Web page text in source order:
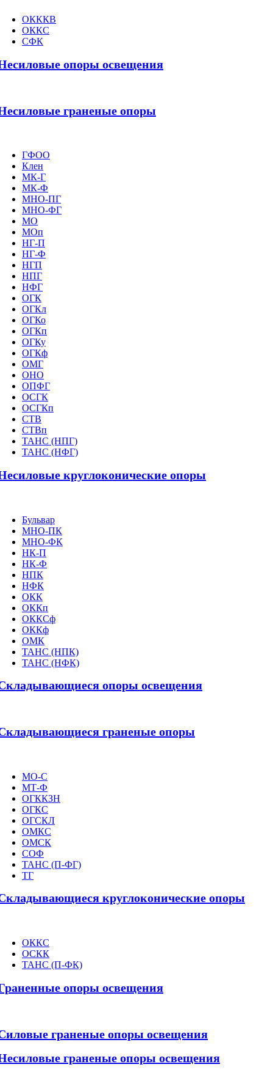
ОКККВ
ОККС
СФК
опоры освещения
граненые опоры
ГФОО
Клен
МК-Г
МК-Ф
МНО-ПГ
МНО-ФГ
МО
МОп
НГ-П
НГ-Ф
НГП
НПГ
НФГ
ОГК
ОГКл
ОГКо
ОГКп
ОГКу
ОГКф
ОМГ
ОНО
ОПФГ
ОСГК
ОСГКп
СТВ
СТВп
ТАНС (НПГ)
ТАНС (НФГ)
круглоконические опоры
Бульвар
МНО-ПК
МНО-ФК
НК-П
НК-Ф
НПК
НФК
ОКК
ОККп
ОККСф
ОККф
ОМК
ТАНС (НПК)
ТАНС (НФК)
опоры освещения
граненые опоры
МО-С
МТ-Ф
ОГККЗН
ОГКС
ОГСКЛ
ОМКС
ОМСК
СОФ
ТАНС (П-ФГ)
ТГ
круглоконические опоры
ОККС
ОСКК
ТАНС (П-ФК)
опоры освещения
граненые опоры освещения
граненые опоры освещения